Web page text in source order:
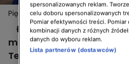
Pięcioosobowa rodzina w dwóch
"Domowych rewolucjach"
Łukasz kupił swoje 42-
mieszkanie, gdy był
Teraz mieszka w nim
spersonalizowanych reklam.
celu doboru spersonalizowanych
Pomiar efektywności treści.
kombinacji danych z różnych
danych do wyboru reklam.
Lista partnerów (dostawców)